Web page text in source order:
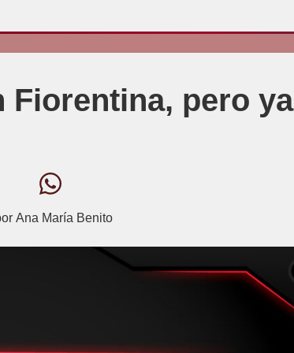
Fiorentina, pero ya
Ana María Benito